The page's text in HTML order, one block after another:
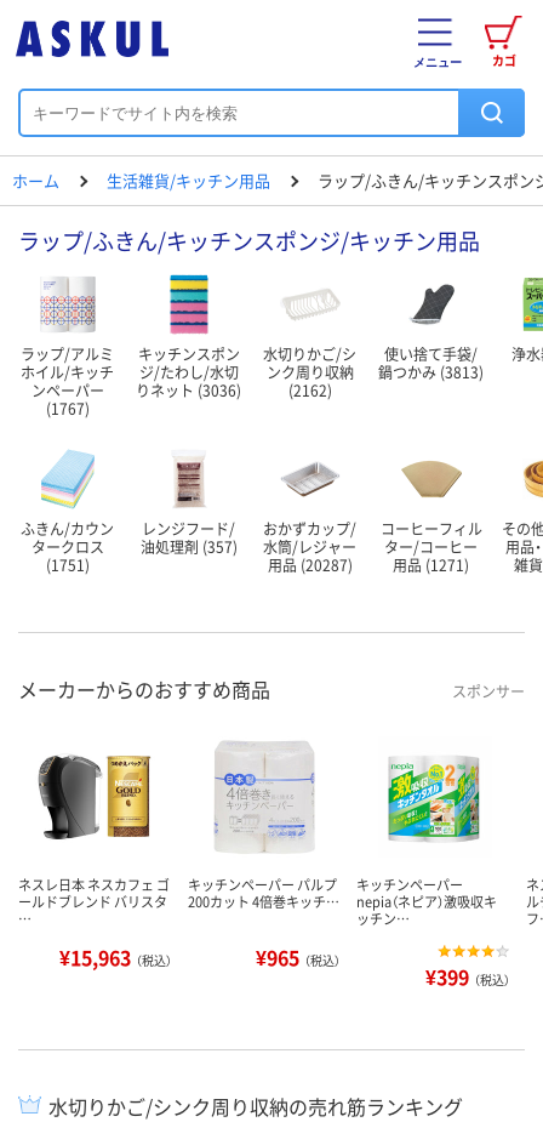
カゴ
メニュー
ホーム 生活雑貨/キッチン用品 ラップ/ふきん/キッチンスポン
ラップ/ふきん/キッチンスポンジ/キッチン用品
ラップ/アルミ
ホイル/キッチ
ンペーパー
(1767)
キッチンスポン
ジ/たわし/水切
りネット (3036)
水切りかご/シ
ンク周り収納
(2162)
使い捨て手袋/
鍋つかみ (3813)
浄
ふきん/カウン
タークロス
(1751)
レンジフード/
油処理剤 (357)
おかずカップ/
水筒/レジャー
用品 (20287)
コーヒーフィル
ター/コーヒー
用品 (1271)
その
用品
雑
メーカーからのおすすめ商品 スポンサー
ネスレ日本 ネスカフェ ゴ
ールドブレンド バリスタ
…
¥15,963 （税込）
キッチンペーパー パルプ
200カット 4倍巻キッチ…
¥965 （税込）
キッチンペーパー
nepia（ネピア）激吸収キ
ッチン…
¥399 （税込）
水切りかご/シンク周り収納の売れ筋ランキング